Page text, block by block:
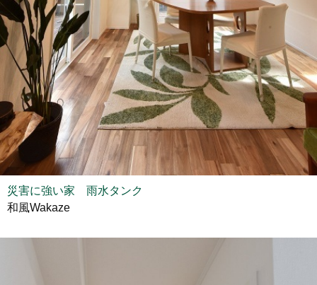
災害に強い家 雨水タンク
和風Wakaze